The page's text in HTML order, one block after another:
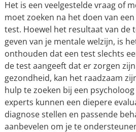
Het is een veelgestelde vraag of
moet zoeken na het doen van
test. Hoewel het resultaat van de
geven van je mentale welzijn, is
onthouden dat een test slechts
de test aangeeft dat er zorgen
gezondheid, kan het raadzaam
hulp te zoeken bij een
experts kunnen een diepere
diagnose stellen en passende
aanbevelen om je te